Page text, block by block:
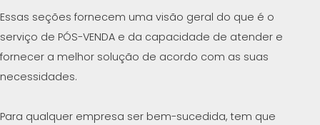
CERTIFICADO SEGUNDA MÃO MEP GRUPO
EFFECTIVE COMMUNICATION
Essas seções fornecem uma visão geral do que é o
serviço de PÓS-VENDA e da capacidade de atender e
fornecer a melhor solução de acordo com as suas
necessidades.
Para qualquer empresa ser bem-sucedida, tem que